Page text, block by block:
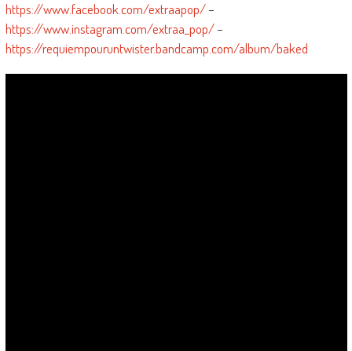
https://www.facebook.com/extraapop/–
https://www.instagram.com/extraa_pop/–
https://requiempouruntwister.bandcamp.com/album/baked